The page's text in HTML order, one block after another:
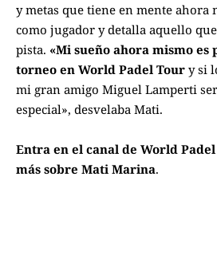
y metas que tiene en mente ahora
como jugador y detalla aquello
pista. «Mi sueño ahora mismo es
torneo en World Padel Tour y si
mi gran amigo Miguel Lamperti
especial», desvelaba Mati.
Entra en el canal de World
más sobre Mati Marina.